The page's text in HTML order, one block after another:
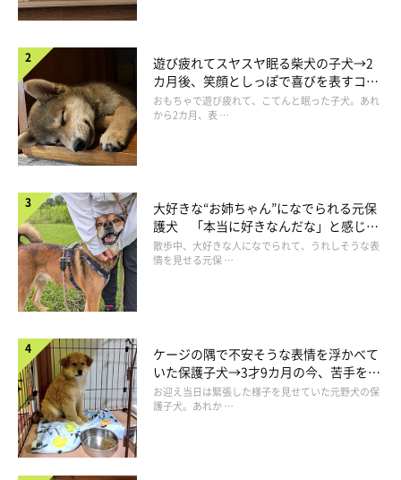
遊び疲れてスヤスヤ眠る柴犬の子犬→2
カ月後、笑顔としっぽで喜びを表すコに
成長！
おもちゃで遊び疲れて、こてんと眠った子犬。あれ
から2カ月、表 …
大好きな“お姉ちゃん”になでられる元保
護犬 「本当に好きなんだな」と感じる
表情にほっこり
散歩中、大好きな人になでられて、うれしそうな表
情を見せる元保 …
ケージの隅で不安そうな表情を浮かべて
いた保護子犬→3才9カ月の今、苦手を克
服し頼もしいコに成長！
お迎え当日は緊張した様子を見せていた元野犬の保
護子犬。あれか …